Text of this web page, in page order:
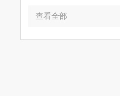
查看全部